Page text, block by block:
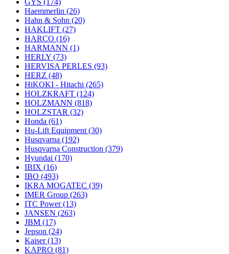
GYS (174)
Haemmerlin (26)
Hahn & Sohn (20)
HAKLIFT (27)
HARCO (16)
HARMANN (1)
HERLY (73)
HERVISA PERLES (93)
HERZ (48)
HiKOKI - Hitachi (265)
HOLZKRAFT (124)
HOLZMANN (818)
HOLZSTAR (32)
Honda (61)
Hu-Lift Equipment (30)
Husqvarna (192)
Husqvarna Construction (379)
Hyundai (170)
IBIX (16)
IBO (493)
IKRA MOGATEC (39)
IMER Group (263)
ITC Power(13)
JANSEN (263)
JBM (17)
Jepson (24)
Kaiser(13)
KAPRO (81)